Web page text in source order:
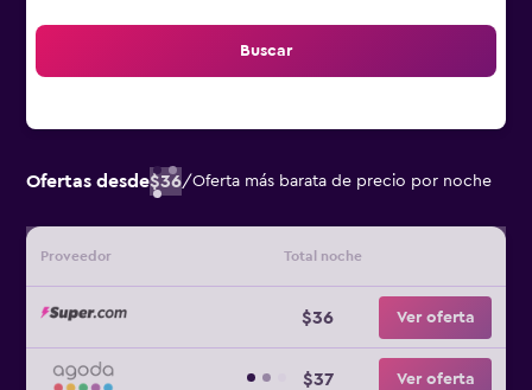
Buscar
Ofertas desde$36/Oferta más barata de precio por noche
Proveedor Total noche
$36 Ver oferta
$37 Ver oferta